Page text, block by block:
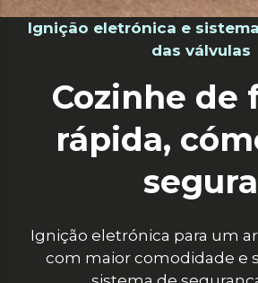
Ignição eletrónica e
das válvulas
Cozinhe de
rápida,
segura
Ignição eletrónica para um
com maior comodidade e